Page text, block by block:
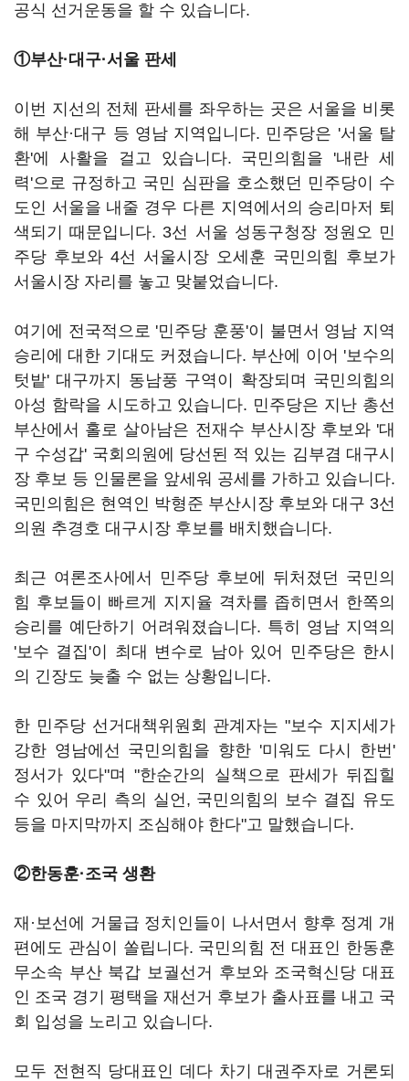
공식 선거운동을 할 수 있습니다.
①부산·대구·서울 판세
이번 지선의 전체 판세를 좌우하는 곳은 서울을 비롯
해 부산·대구 등 영남 지역입니다. 민주당은 '서울 탈
환'에 사활을 걸고 있습니다. 국민의힘을 '내란 세
력'으로 규정하고 국민 심판을 호소했던 민주당이 수
도인 서울을 내줄 경우 다른 지역에서의 승리마저 퇴
색되기 때문입니다. 3선 서울 성동구청장 정원오 민
주당 후보와 4선 서울시장 오세훈 국민의힘 후보가
서울시장 자리를 놓고 맞붙었습니다.
여기에 전국적으로 '민주당 훈풍'이 불면서 영남 지역
승리에 대한 기대도 커졌습니다. 부산에 이어 '보수의
텃밭' 대구까지 동남풍 구역이 확장되며 국민의힘의
아성 함락을 시도하고 있습니다. 민주당은 지난 총선
부산에서 홀로 살아남은 전재수 부산시장 후보와 '대
구 수성갑' 국회의원에 당선된 적 있는 김부겸 대구시
장 후보 등 인물론을 앞세워 공세를 가하고 있습니다.
국민의힘은 현역인 박형준 부산시장 후보와 대구 3선
의원 추경호 대구시장 후보를 배치했습니다.
최근 여론조사에서 민주당 후보에 뒤처졌던 국민의
힘 후보들이 빠르게 지지율 격차를 좁히면서 한쪽의
승리를 예단하기 어려워졌습니다. 특히 영남 지역의
'보수 결집'이 최대 변수로 남아 있어 민주당은 한시
의 긴장도 늦출 수 없는 상황입니다.
한 민주당 선거대책위원회 관계자는 "보수 지지세가
강한 영남에선 국민의힘을 향한 '미워도 다시 한번'
정서가 있다"며 "한순간의 실책으로 판세가 뒤집힐
수 있어 우리 측의 실언, 국민의힘의 보수 결집 유도
등을 마지막까지 조심해야 한다"고 말했습니다.
②한동훈·조국 생환
재·보선에 거물급 정치인들이 나서면서 향후 정계 개
편에도 관심이 쏠립니다. 국민의힘 전 대표인 한동훈
무소속 부산 북갑 보궐선거 후보와 조국혁신당 대표
인 조국 경기 평택을 재선거 후보가 출사표를 내고 국
회 입성을 노리고 있습니다.
모두 전현직 당대표인 데다 차기 대권주자로 거론되